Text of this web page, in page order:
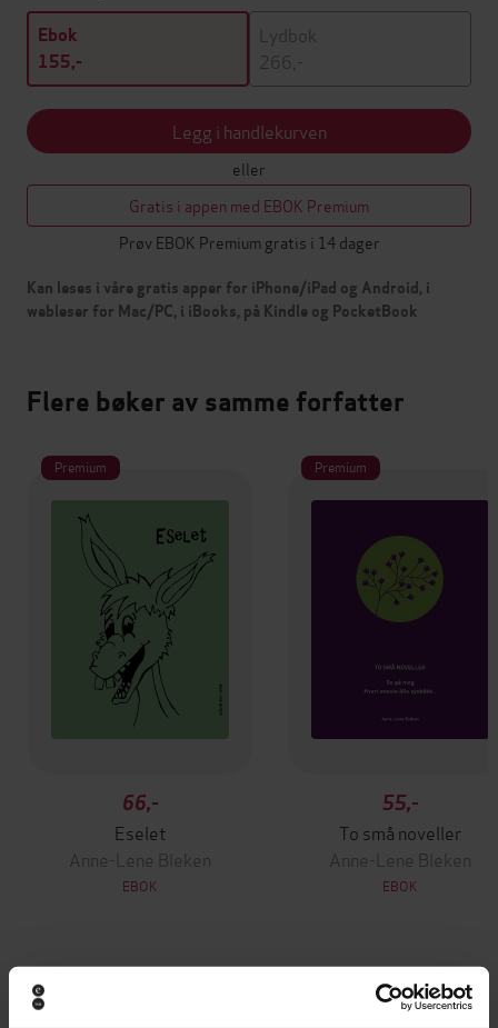
Ebok
155,-
Lydbok
266,-
Legg i handlekurven
eller
Gratis i appen med EBOK Premium
Prøv EBOK Premium gratis i 14 dager
Kan leses i våre gratis apper for iPhone/iPad og Android, i
webleser for Mac/PC, i iBooks, på Kindle og PocketBook
Flere bøker av samme forfatter
Premium
66,-
Eselet
Anne-Lene Bleken
EBOK
Premium
55,-
To små noveller
Anne-Lene Bleken
EBOK
Andre har også kjøpt